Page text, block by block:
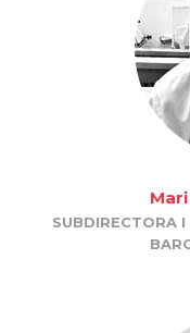
SUBDIRECTORA